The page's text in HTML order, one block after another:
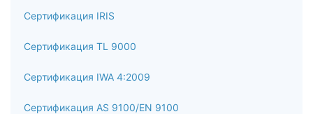
Сертификация IRIS
Сертификация TL 9000
Сертификация IWA 4:2009
Сертификация AS 9100/EN 9100